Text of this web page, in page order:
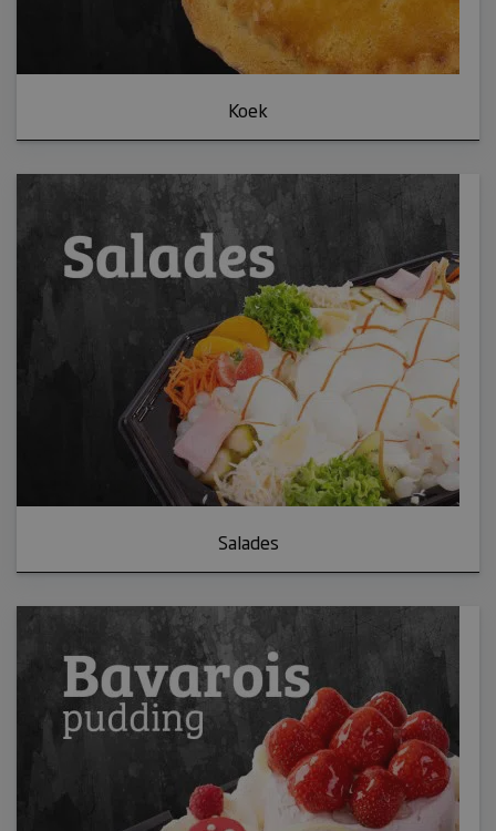
Koek
Salades
woocommerce_cart_hash
sbjs_current
Aanbieder /
Domein
Vervaldatum
sbjs_migrations .bakkerijmaxima.nl
Sessie
sbjs_current_add
.bakkerijmaxima.nl
Sessie
sbjs_first_add
.bakkerijmaxima.nl
Sessie
sbjs_first
.bakkerijmaxima.nl Sessie